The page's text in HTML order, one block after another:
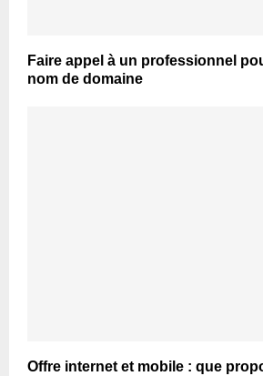
Faire appel à un professionnel
nom de domaine
Offre internet et mobile : que